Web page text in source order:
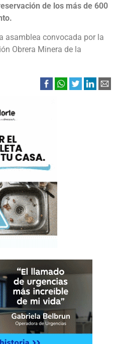
de los más de 600
asamblea convocada por la
Obrera Minera de la